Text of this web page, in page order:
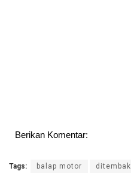
Berikan Komentar:
Tags: balap motor ditembak